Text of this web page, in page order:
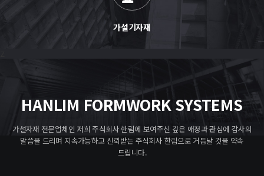
가설기자재
HANLIM FORMWORK SYSTEMS
가설자재 전문업체인 저희 주식회사 한림에 보여주신 깊은 애정과 관심에 감사의
말씀을 드리며 지속가능하고 신뢰받는 주식회사 한림으로 거듭날 것을 약속
드립니다.